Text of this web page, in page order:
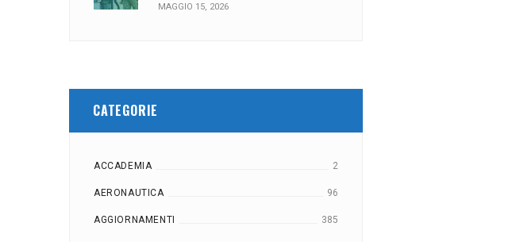
MAGGIO 15, 2026
CATEGORIE
ACCADEMIA 2
AERONAUTICA 96
AGGIORNAMENTI 385